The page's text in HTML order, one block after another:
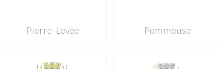
Pierre-Levée Pommeuse